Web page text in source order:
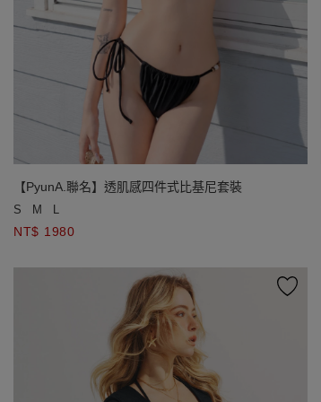
【PyunA.聯名】透肌感四件式比基尼套裝
S M
NT$ 1980